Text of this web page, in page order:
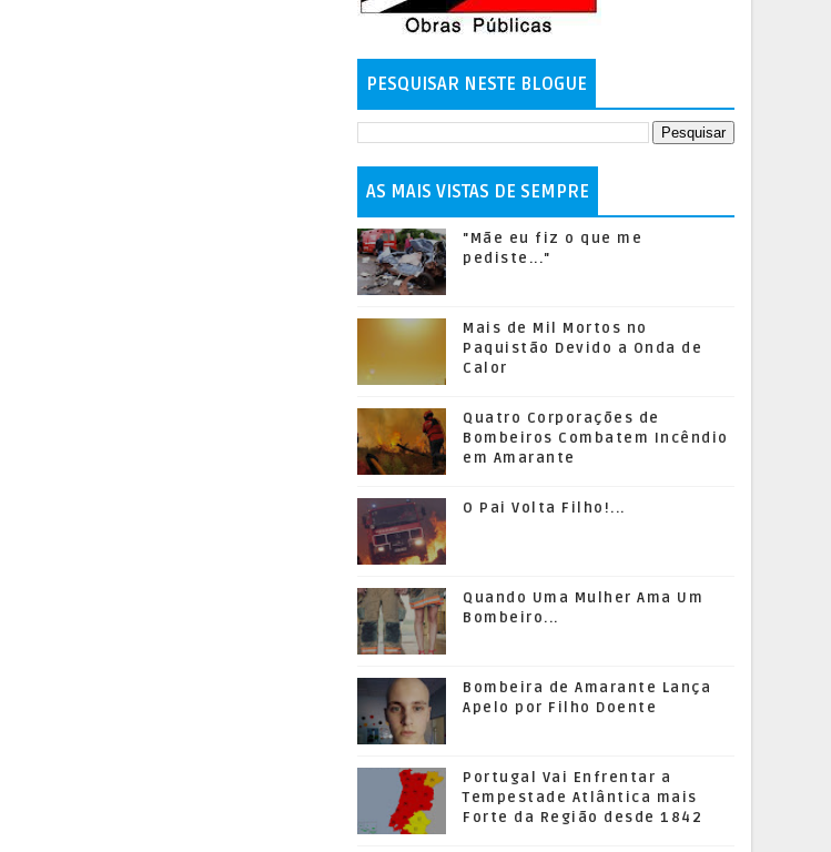
PESQUISAR NESTE BLOGUE
AS MAIS VISTAS DE SEMPRE
"Mãe eu fiz o que me
pediste..."
Mais de Mil Mortos no
Paquistão Devido a Onda de
Calor
Quatro Corporações de
Bombeiros Combatem Incêndio
em Amarante
O Pai Volta Filho!...
Quando Uma Mulher Ama Um
Bombeiro...
Bombeira de Amarante Lança
Apelo por Filho Doente
Portugal Vai Enfrentar a
Tempestade Atlântica mais
Forte da Região desde 1842